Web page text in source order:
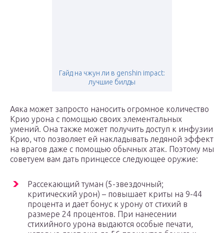
Гайд на чжун ли в genshin impact:
лучшие билды
Аяка может запросто наносить огромное количество
Крио урона с помощью своих элементальных
умений. Она также может получить доступ к инфузии
Крио, что позволяет ей накладывать ледяной эффект
на врагов даже с помощью обычных атак. Поэтому мы
советуем вам дать принцессе следующее оружие:
Рассекающий туман (5-звездочный;
критический урон) – повышает криты на 9-44
процента и дает бонус к урону от стихий в
размере 24 процентов. При нанесении
стихийного урона выдаются особые печати,